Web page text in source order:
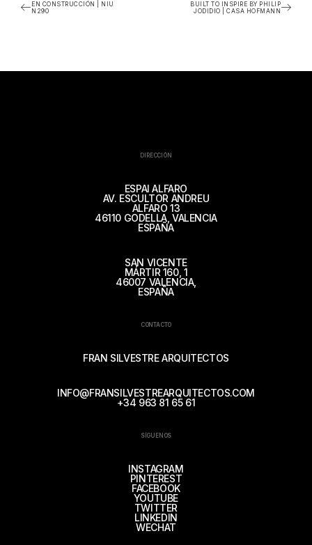
EN CONSTRUCCIÓN | NIU
N290
BUILT TO INSPIRE BY PHILIP
JODIDIO | CASA HOFMANN
DIRECCIÓN
ESPAI ALFARO
AV. ESCULTOR ANDREU
ALFARO 13
46110 GODELLA, VALENCIA
ESPAÑA
SAN VICENTE
MÁRTIR 160, 1
46007 VALENCIA,
ESPAÑA
CONTACTO
FRAN SILVESTRE ARQUITECTOS
INFO@FRANSILVESTREARQUITECTOS.COM
+34 963 81 65 61
SÍGUENOS
INSTAGRAM
PINTEREST
FACEBOOK
YOUTUBE
TWITTER
LINKEDIN
WECHAT